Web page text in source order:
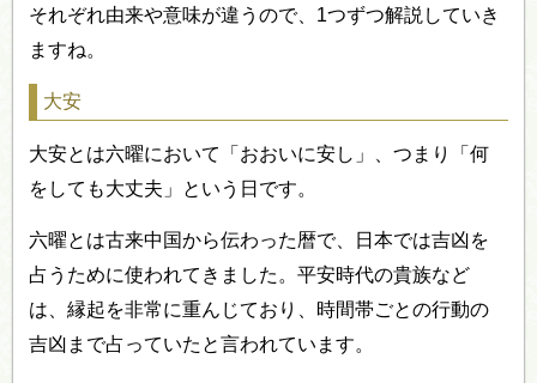
それぞれ由来や意味が違うので、1つずつ解説していき
ますね。
大安
大安とは六曜において「おおいに安し」、つまり「何
をしても大丈夫」という日です。
六曜とは古来中国から伝わった暦で、日本では吉凶を
占うために使われてきました。平安時代の貴族など
は、縁起を非常に重んじており、時間帯ごとの行動の
吉凶まで占っていたと言われています。